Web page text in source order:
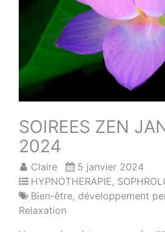
SOIREES ZEN
2024
Claire
5 janvier 2024
HYPNOTHERAPIE,
Bien-être, développement
Relaxation